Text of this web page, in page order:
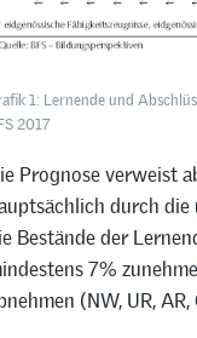
1: Lernende und
2017
Prognose verweist
durch
Bestände der
7%
(NW, UR, AR,